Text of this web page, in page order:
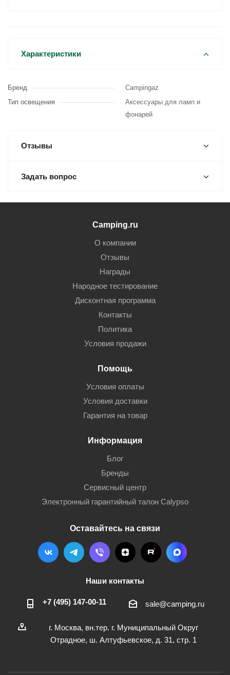
Характеристики
Бренд
Campingaz
Тип освещения
Аксессуары для ламп и
фонарей
Отзывы
Задать вопрос
Camping.ru
О компании
Отзывы
Награды
Народное тестирование
Дисконтная программа
Контакты
Политика
Условия продажи
Помощь
Условия оплаты
Условия доставки
Гарантия на товар
Информация
Блог
Бренды
Сервисный центр
Электронный гарантийный талон Calypso
Оставайтесь на связи
Наши контакты
+7 (495) 147-00-11 sale@camping.ru
г. Москва, вн.тер. г. Муниципальный Округ
Отрадное, ш. Алтуфьевское, д. 31, стр. 1